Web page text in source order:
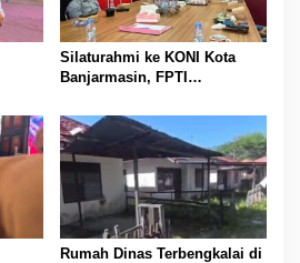
Silaturahmi ke KONI Kota
Banjarmasin, FPTI
Kejuaraan Besar dan Cetak
Atlet Berprestasi
Rumah Dinas Terbengkalai di